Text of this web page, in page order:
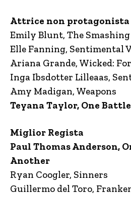
Attrice non protagonista
Emily Blunt, The
Elle Fanning, Sentimental
Ariana Grande, Wicked:
Inga Ibsdotter Lilleaas,
Amy Madigan, Weapons
Teyana Taylor, One
Miglior Regista
Paul Thomas Anderson,
Another
Ryan Coogler, Sinners
Guillermo del Toro,